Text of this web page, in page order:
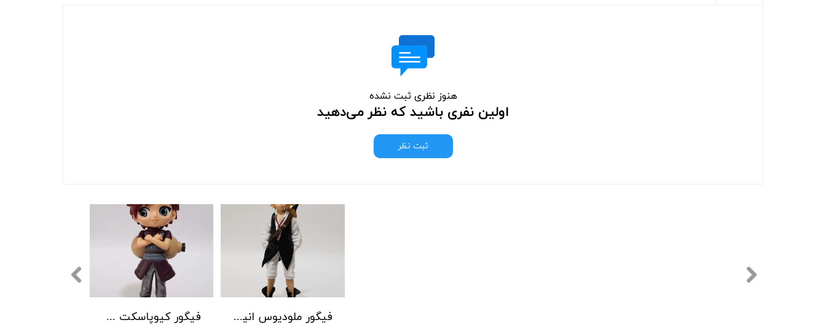
هنوز نظری ثبت نشده
اولین نفری باشید که نظر می‌دهید
ثبت نظر
فیگور کیوپاسکت گارا انیمه ناروتو فیگور ملودیوس انیمه هفت گناه کبیره